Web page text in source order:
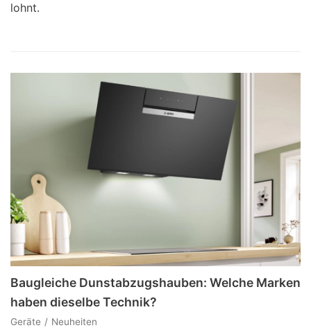
lohnt.
Baugleiche Dunstabzugshauben: Welche Marken
haben dieselbe Technik?
Geräte Neuheiten